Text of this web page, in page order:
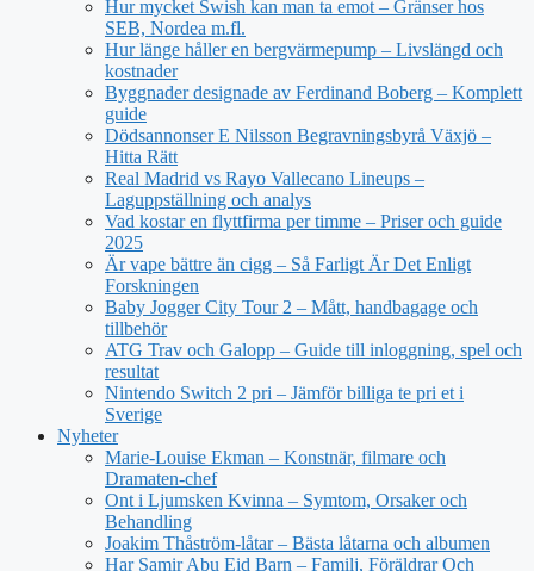
Hur mycket Swish kan man ta emot – Gränser hos
SEB, Nordea m.fl.
Hur länge håller en bergvärmepump – Livslängd och
kostnader
Byggnader designade av Ferdinand Boberg – Komplett
guide
Dödsannonser E Nilsson Begravningsbyrå Växjö –
Hitta Rätt
Real Madrid vs Rayo Vallecano Lineups –
Laguppställning och analys
Vad kostar en flyttfirma per timme – Priser och guide
2025
Är vape bättre än cigg – Så Farligt Är Det Enligt
Forskningen
Baby Jogger City Tour 2 – Mått, handbagage och
tillbehör
ATG Trav och Galopp – Guide till inloggning, spel och
resultat
Nintendo Switch 2 pri – Jämför billiga te pri et i
Sverige
Nyheter
Marie-Louise Ekman – Konstnär, filmare och
Dramaten-chef
Ont i Ljumsken Kvinna – Symtom, Orsaker och
Behandling
Joakim Thåström-låtar – Bästa låtarna och albumen
Har Samir Abu Eid Barn – Familj, Föräldrar Och